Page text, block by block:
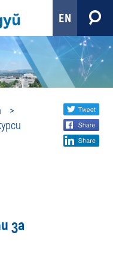
EN
Share
social
за